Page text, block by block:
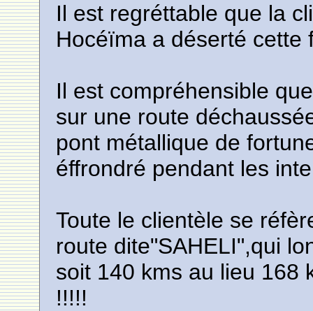
Il est regréttable que la
Hocéïma a déserté cette
Il est compréhensible
sur une route
pont métallique de
éffrondré pendant les
Toute le clientèle se
route dite"SAHELI",qui
soit 140 kms au lieu 168
!!!!!